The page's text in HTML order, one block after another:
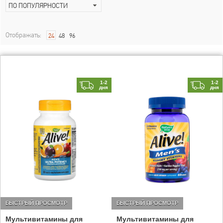
ПО ПОПУЛЯРНОСТИ
Отображать: 24 48 96
1-2
дня
Мультивитамины для
БЫСТРЫЙ ПРОСМОТР
1-2
дня
Мультивитамины для
БЫСТРЫЙ ПРОСМОТР